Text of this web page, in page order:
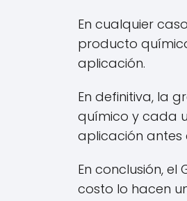
En cualquier
producto
aplicación.
En definitiva, la
químico y cada
aplicación antes
En conclusión,
costo lo hacen